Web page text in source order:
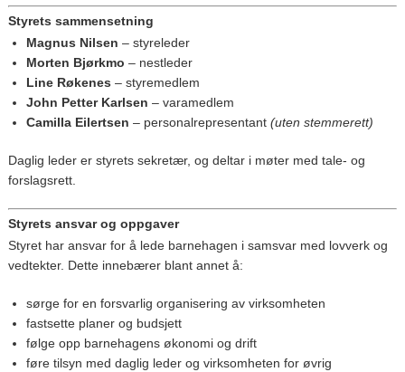
Styrets sammensetning
Magnus Nilsen – styreleder
Morten Bjørkmo – nestleder
Line Røkenes – styremedlem
John Petter Karlsen – varamedlem
Camilla Eilertsen – personalrepresentant (uten stemmerett)
Daglig leder er styrets sekretær, og deltar i møter med tale- og
forslagsrett.
Styrets ansvar og oppgaver
Styret har ansvar for å lede barnehagen i samsvar med lovverk og
vedtekter. Dette innebærer blant annet å:
sørge for en forsvarlig organisering av virksomheten
fastsette planer og budsjett
følge opp barnehagens økonomi og drift
føre tilsyn med daglig leder og virksomheten for øvrig